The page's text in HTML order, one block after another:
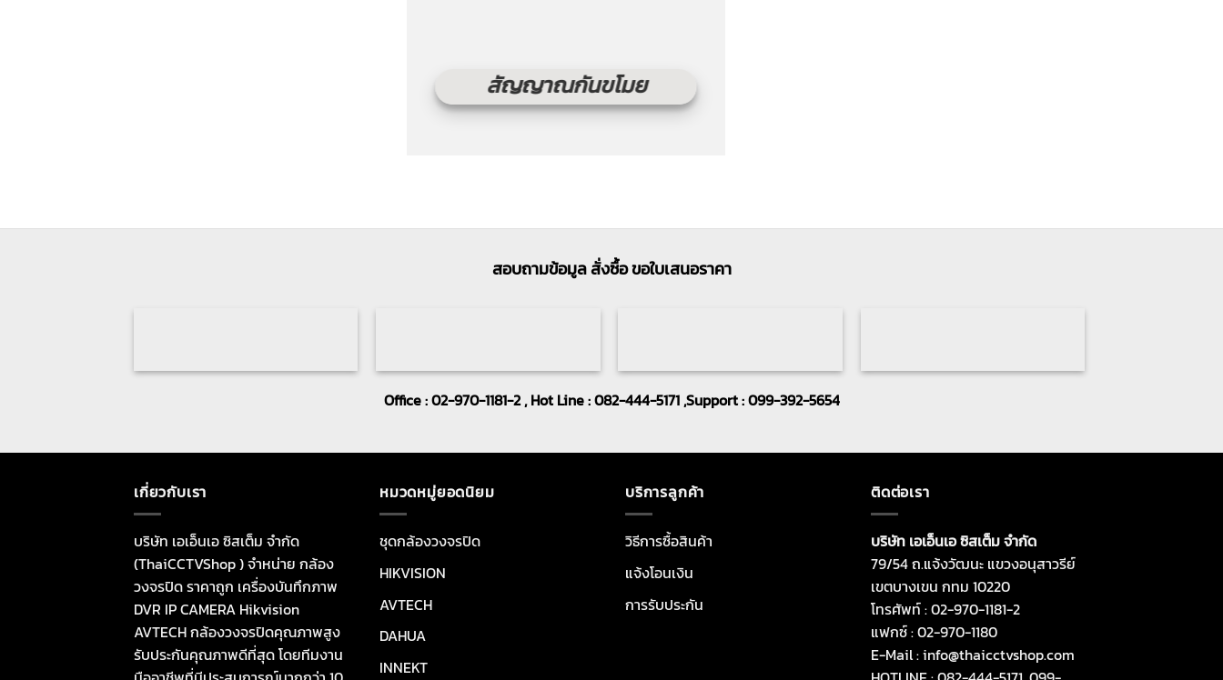
สัญญาณกันขโมย
สอบถามข้อมูล สั่งซื้อ ขอใบเสนอราคา
Office : 02-970-1181-2 , Hot Line : 082-444-5171 ,Support : 099-392-5654
เกี่ยวกับเรา
บริษัท เอเอ็นเอ ซิสเต็ม จำกัด
(ThaiCCTVShop ) จำหน่าย กล้อง
วงจรปิด ราคาถูก เครื่องบันทึกภาพ
DVR IP CAMERA Hikvision
AVTECH กล้องวงจรปิดคุณภาพสูง
รับประกันคุณภาพดีที่สุด โดยทีมงาน
หมวดหมู่ยอดนิยม
ชุดกล้องวงจรปิด
HIKVISION
AVTECH
DAHUA
INNEKT
บริการลูกค้า
วิธีการซื้อสินค้า
แจ้งโอนเงิน
การรับประกัน
ติดต่อเรา
บริษัท เอเอ็นเอ ซิสเต็ม จำกัด
79/54 ถ.แจ้งวัฒนะ แขวงอนุสาวรีย์
เขตบางเขน กทม 10220
โทรศัพท์ : 02-970-1181-2
แฟกซ์ : 02-970-1180
E-Mail : info@thaicctvshop.com